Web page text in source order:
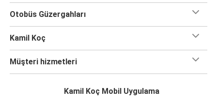
Otobüs Güzergahları
Kamil Koç
Müşteri hizmetleri
Kamil Koç Mobil Uygulama